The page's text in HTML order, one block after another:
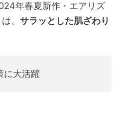
年春夏新作・エアリズ
、 サラッとした肌ざわり
に大活躍